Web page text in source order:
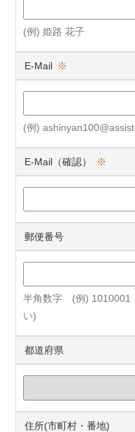
(例) 姫路 花子
E-Mail ※
(例)
E-Mail（確認） ※
郵便番号
半角数字 (例) 1010001
い)
都道府県
住所(市町村・番地)